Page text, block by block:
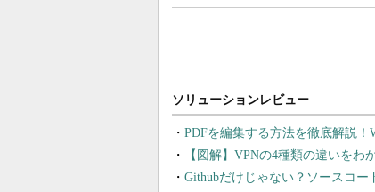
PDFを編集する方法を徹底解説
【図解】VPNの4種類の違いを
Githubだけじゃない？ソースコ